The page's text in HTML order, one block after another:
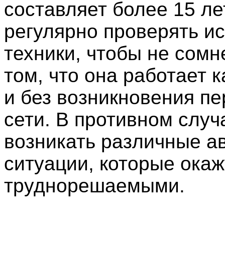
составляет более 15
регулярно проверять
техники, чтобы не
том, что она работает
и без возникновения
сети. В противном
возникать различные
ситуации, которые
труднорешаемыми.